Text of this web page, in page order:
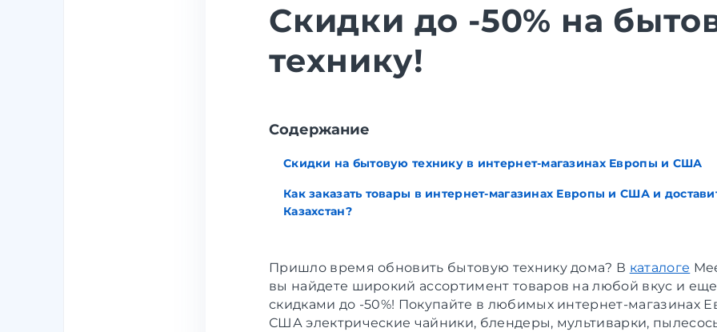
Скидки до -50% на
технику!
Содержание
Скидки на бытовую технику в интернет-магазинах Европы и США
Как заказать товары в интернет-магазинах Европы и США и
Казахстан?
Пришло время обновить бытовую технику дома? В каталоге
вы найдете широкий ассортимент товаров на любой вкус и
скидками до -50%! Покупайте в любимых интернет-магазинах
США электрические чайники, блендеры, мультиварки,